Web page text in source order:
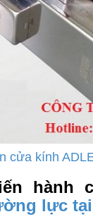
cửa kính
hành
lực